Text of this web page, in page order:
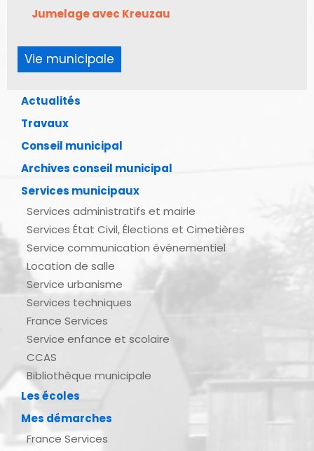
Jumelage avec Kreuzau
Vie municipale
Actualités
Travaux
Conseil municipal
Archives conseil municipal
Services municipaux
Services administratifs et mairie
Services État Civil, Élections et Cimetières
Service communication événementiel
Location de salle
Service urbanisme
Services techniques
France Services
Service enfance et scolaire
CCAS
Bibliothèque municipale
Les écoles
Mes démarches
France Services